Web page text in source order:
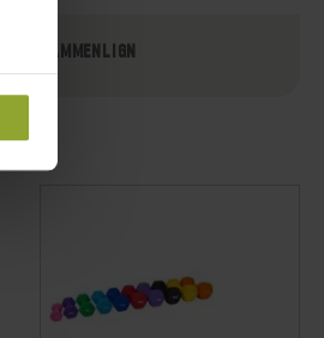
SAMMENLIGN